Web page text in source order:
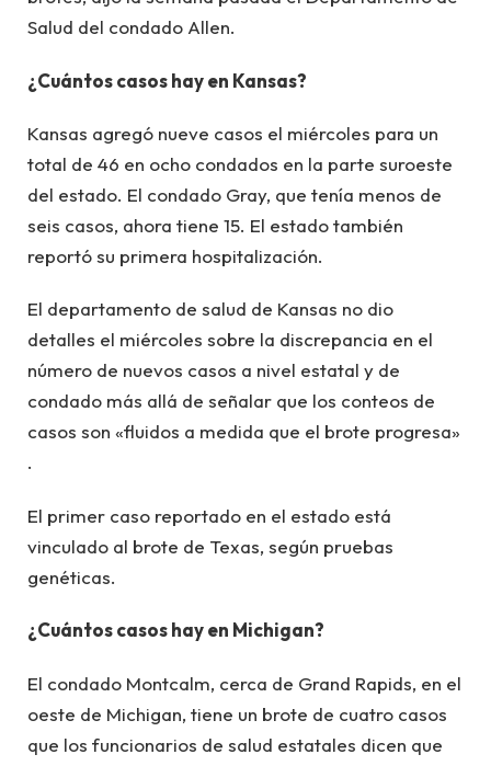
Salud del condado Allen.
¿Cuántos casos hay en Kansas?
Kansas agregó nueve casos el miércoles para un
total de 46 en ocho condados en la parte suroeste
del estado. El condado Gray, que tenía menos de
seis casos, ahora tiene 15. El estado también
reportó su primera hospitalización.
El departamento de salud de Kansas no dio
detalles el miércoles sobre la discrepancia en el
número de nuevos casos a nivel estatal y de
condado más allá de señalar que los conteos de
casos son «fluidos a medida que el brote progresa»
.
El primer caso reportado en el estado está
vinculado al brote de Texas, según pruebas
genéticas.
¿Cuántos casos hay en Michigan?
El condado Montcalm, cerca de Grand Rapids, en el
oeste de Michigan, tiene un brote de cuatro casos
que los funcionarios de salud estatales dicen que